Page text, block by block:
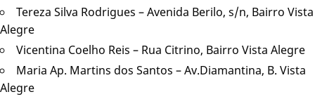
Tereza Silva Rodrigues – Avenida Berilo, s/n, Bairro Vista
Alegre
Vicentina Coelho Reis – Rua Citrino, Bairro Vista Alegre
Maria Ap. Martins dos Santos – Av.Diamantina, B. Vista
Alegre